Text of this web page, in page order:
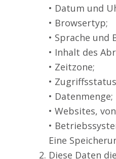
• Datum und
• Browsertyp;
• Sprache und
• Inhalt des
• Zeitzone;
•
• Datenmenge;
• Websites,
•
Eine
Diese Daten